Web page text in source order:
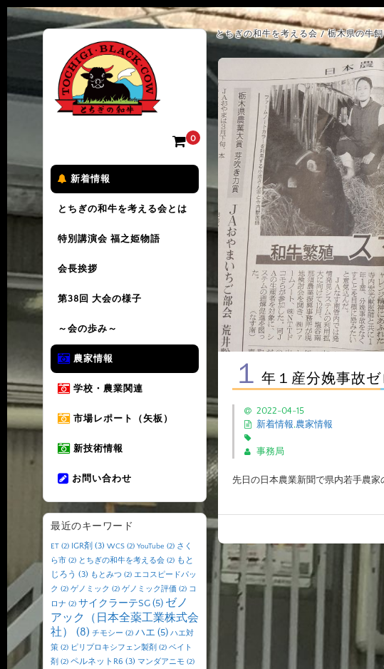
とちぎの和牛を考える会 / 栃木県の牛飼
0
新着情報
とちぎの和牛を考える会とは
特別講演会 福之姫物語
会長挨拶
第38回 大会の様子
～会の歩み～
農家情報
学校・農業関連
市場レポート（矢板）
新技術情報
お問い合わせ
１ 年１産分娩事故
2022-04-15
新着情報 農家情報
事務局
先日の日本農業新聞で県内若手農家
最近のキーワード
ET (2) IGR剤 (3) WCS (2) YouTube (2) さく
ら市 (2) とちぎの和牛を考える会 (2) もと
じろう (3) もとみつ (2) エコスピードパッ
ク (2) ゲノミック (2) ゲノミック評価 (2) コ
ロナ (2) サイクラーテSG(5) ゼノ
アック（日本全薬工業株式会
社）
(8) チモシー (2) ハエ (5) ハエ対
策 (2) ピリプロキシフェン製剤 (2) ベイト
剤 (2) ペルネットR6 (3) マンダアニモ (2)